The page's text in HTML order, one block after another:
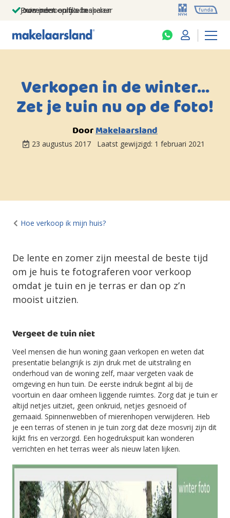
Jouw persoonlijke makelaar
Duizenden euro's besparen
Prominent op funda
Verkopen in de winter…
Zet je tuin nu op de foto!
DoorMakelaarsland
23 augustus 2017 Laatst gewijzigd: 1 februari 2021
Hoe verkoop ik mijn huis?
De lente en zomer zijn meestal de beste tijd
om je huis te fotograferen voor verkoop
omdat je tuin en je terras er dan op z’n
mooist uitzien.
Vergeet de tuin niet
Veel mensen die hun woning gaan verkopen en weten dat
presentatie belangrijk is zijn druk met de uitstraling en
onderhoud van de woning zelf, maar vergeten vaak de
omgeving en hun tuin. De eerste indruk begint al bij de
voortuin en daar omheen liggende ruimtes. Zorg dat je tuin er
altijd netjes uitziet, geen onkruid, netjes gesnoeid of
gemaaid. Spinnenwebben of mierenhopen verwijderen. Heb
je een terras of stenen in je tuin zorg dat deze mosvrij zijn dit
kijkt fris en verzorgd. Een hogedrukspuit kan wonderen
verrichten en het terras weer als nieuw laten lijken.